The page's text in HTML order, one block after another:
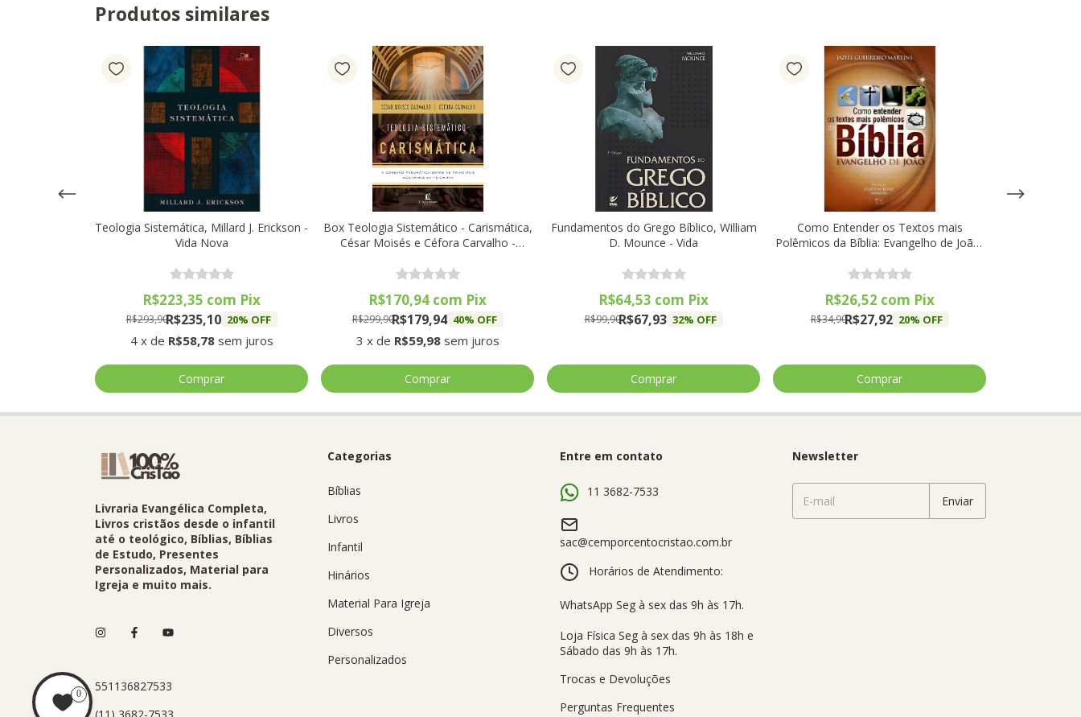
Produtos similares
Teologia Sistemática, Millard J. Erickson -
Vida Nova
R$235,10
R$293,90 20% OFF
4 x de R$58,78 sem juros
R$223,35 com Pix
Box Teologia Sistemático - Carismática,
César Moisés e Céfora Carvalho -
R$179,94
R$299,90 40% OFF
3 x de R$59,98 sem juros
R$170,94 com Pix
Fundamentos do Grego Bíblico, William
D. Mounce - Vida
R$67,93
R$99,90 32% OFF
R$64,53 com Pix
Como Entender os Textos mais
Polêmicos da Bíblia: Evangelho de João,
R$27,92
R$34,90 20% OFF
R$26,52 com Pix
Livraria Evangélica Completa,
Livros cristãos desde o infantil
até o teológico, Bíblias, Bíblias
de Estudo, Presentes
Personalizados, Material para
Igreja e muito mais.
551136827533
Categorias
Bíblias
Livros
Infantil
Hinários
Material Para Igreja
Diversos
Personalizados
Entre em contato
11 3682-7533
sac@cemporcentocristao.com.br
Horários de Atendimento:
Trocas e Devoluções
Perguntas Frequentes
Newsletter
0